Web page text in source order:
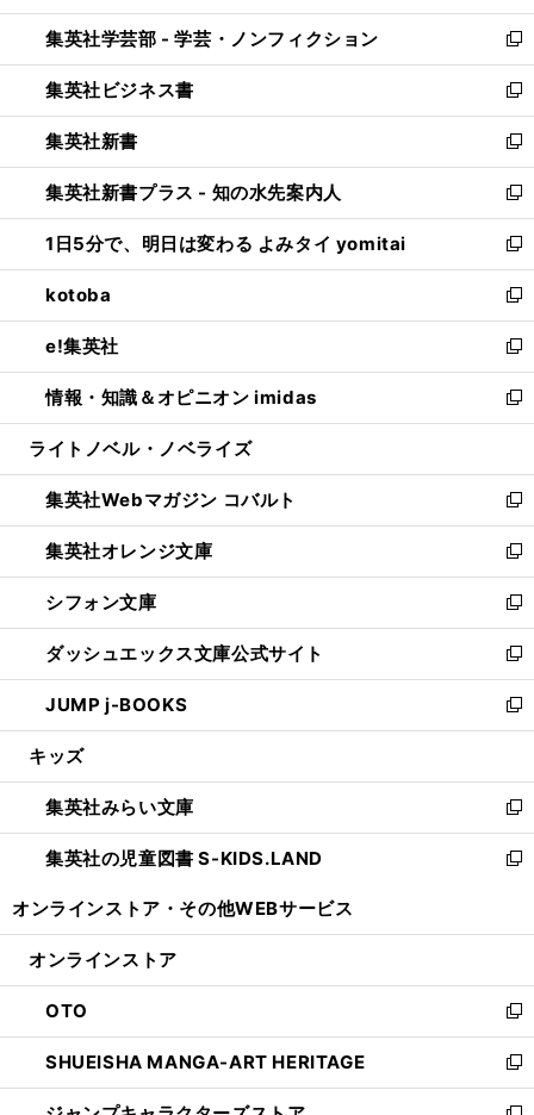
開
く
ウ
で
開
く
ン
ド
ウ
で
開
く
ウ
ィ
ン
ド
ウ
で
開
く
集英社学芸部 - 学芸・ノンフィクション
新
し
い
ウ
ィ
ン
ド
ウ
で
開
く
集英社ビジネス書
新
し
い
ウ
ィ
ン
ド
ウ
で
開
く
集英社新書
新
し
い
ウ
ィ
ン
ド
ウ
で
開
く
集英社新書プラス - 知の水先案内人
新
し
い
ウ
ィ
ン
ド
ウ
で
開
1日5分で、明日は変わる よみタイ yomitai
新
し
い
ウ
ィ
ン
ド
ウ
開
く
kotoba
新
し
い
ウ
ィ
ン
ウ
で
開
く
e!集英社
新
し
い
ウ
ン
ド
ウ
で
開
く
情報・知識＆オピニオン imidas
新
し
ウ
ィ
ン
ド
ウ
で
開
く
ライトノベル・ノベライズ
集英社Webマガジン コバルト
新
し
い
ウ
ィ
ン
ド
ウ
で
開
集英社オレンジ文庫
新
し
い
ウ
ィ
ン
ド
ウ
開
く
シフォン文庫
新
し
い
ウ
ィ
ン
ウ
で
開
く
ダッシュエックス文庫公式サイト
新
し
い
ウ
ン
ド
ウ
で
JUMP j-BOOKS
新
し
ウ
ィ
ン
ド
開
キッズ
集英社みらい文庫
新
し
い
ン
ウ
で
開
く
集英社の児童図書 S-KIDS.LAND
新
ウ
ン
ド
ウ
で
開
オンラインストア・ その他WEBサービス
オンラインストア
OTO
新
し
い
ウ
SHUEISHA MANGA-ART HERITAGE
新
し